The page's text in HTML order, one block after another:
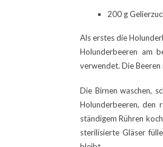
200 g
Als erstes die
Holunderbeeren am
verwendet. Die Beeren
Die Birnen waschen,
Holunderbeeren, den
ständigem Rühren
sterilisierte Gläser